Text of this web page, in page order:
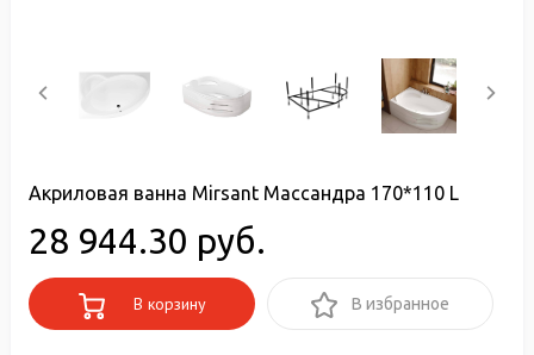
Акриловая ванна Mirsant Массандра 170*110 L
28 944.30 руб.
В корзину В избранное